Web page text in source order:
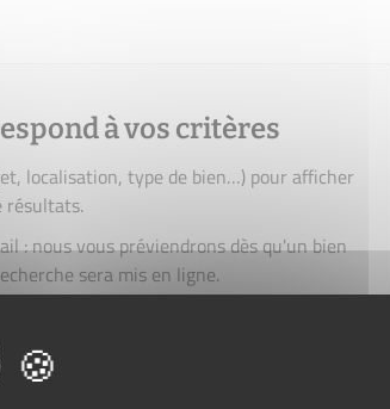
à vos critères
localisation, type de bien…) pour afficher
résultats.
: nous vous préviendrons dès qu'un bien
sera mis en ligne.
alerte